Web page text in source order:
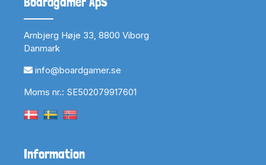
Arnbjerg Høje 33, 8800 Viborg
Danmark
info@boardgamer.se
Moms nr.: SE502079917601
Information